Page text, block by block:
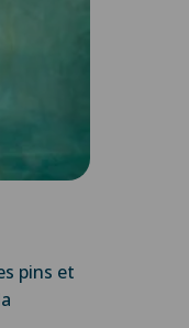
pins et